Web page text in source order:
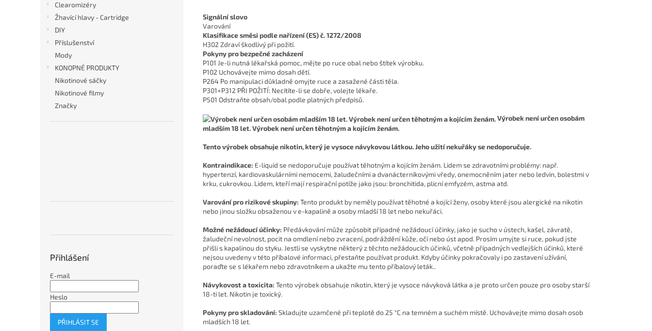
Clearomizéry
Žhavící hlavy - Cartridge
DIY
Příslušenství
Mody
KONOPNÉ PRODUKTY
Nikotinové sáčky
Nikotinové filmy
Značky
Přihlášení
E-mail
Heslo
PŘIHLÁSIT SE
Signální slovo
Varování
Klasifikace směsi podle nařízení (ES) č. 1272/2008
H302 Zdraví škodlivý při požití.
Pokyny pro bezpečné zacházení
P101 Je-li nutná lékařská pomoc, mějte po ruce obal nebo štítek výrobku.
P102 Uchovávejte mimo dosah dětí.
P264 Po manipulaci důkladně omyjte ruce a zasažené části těla.
P301+P312 PŘI POŽITÍ: Necítíte-li se dobře, volejte lékaře.
P501 Odstraňte obsah/obal podle platných předpisů.
Výrobek není určen osobám
mladším 18 let. Výrobek není určen těhotným a kojícím ženám.
Tento výrobek obsahuje nikotin, který je vysoce návykovou látkou. Jeho užití nekuřáky se nedoporučuje.
Kontraindikace: E-liquid se nedoporučuje používat těhotným a kojícím ženám. Lidem se zdravotními problémy: např.
hypertenzí, kardiovaskulárními nemocemi, žaludečními a dvanácterníkovými vředy, onemocněním jater nebo ledvin, bolestmi v
krku, cukrovkou. Lidem, kteří mají respirační potíže jako jsou: bronchitida, plicní emfyzém, astma atd.
Varování pro rizikové skupiny: Tento produkt by neměly používat těhotné a kojící ženy, osoby které jsou alergické na nikotin
nebo jinou složku obsaženou v e-kapalině a osoby mladší 18 let nebo nekuřáci.
Možné nežádoucí účinky: Předávkování může způsobit případné nežádoucí účinky, jako je sucho v ústech, kašel, závratě,
žaludeční nevolnost, pocit na omdlení nebo zvracení, podráždění kůže, očí nebo úst apod. Prosím umyjte si ruce, pokud jste
přišli s kapalinou do styku. Jestli se vyskytne některý z těchto nežádoucích účinků, včetně případných vedlejších účinků, které
nejsou uvedeny v této příbalové informaci, přestaňte používat produkt. Kdyby účinky pokračovaly i po zastavení užívání,
poraďte se s lékařem nebo zdravotníkem a ukažte mu tento příbalový leták..
Návykovost a toxicita: Tento výrobek obsahuje nikotin, který je vysoce návyková látka a je proto určen pouze pro osoby starší
18-ti let. Nikotin je toxický.
Pokyny pro skladování: Skladujte uzamčené při teplotě do 25 °C na temném a suchém místě. Uchovávejte mimo dosah osob
mladších 18 let.